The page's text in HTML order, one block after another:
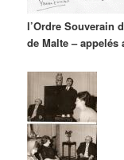
l’Ordre Souverain
de Malte –